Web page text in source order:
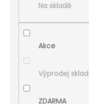
Na skladě
Akce
Výprodej
ZDARMA